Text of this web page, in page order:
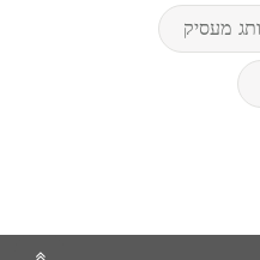
מעסיק